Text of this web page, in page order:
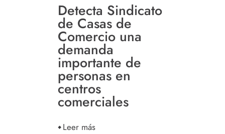
Detecta Sindicato
de Casas de
Comercio una
demanda
importante de
personas en
centros
comerciales
Leer más